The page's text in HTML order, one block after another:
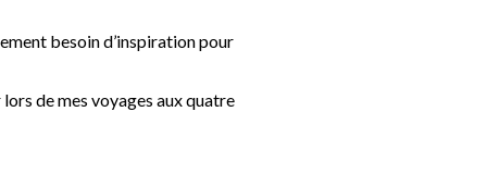
besoin d’inspiration pour
de mes voyages aux quatre